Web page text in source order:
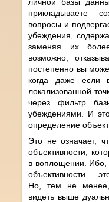
прикладываете
вопросы и
убеждения,
заменяя их
возможно,
постепенно вы
когда даже
локализованной
через фильтр
убеждениями. И
определение
Это не означает,
объективности,
в воплощении. Ибо,
объективности –
Но, тем не менее,
видеть выше